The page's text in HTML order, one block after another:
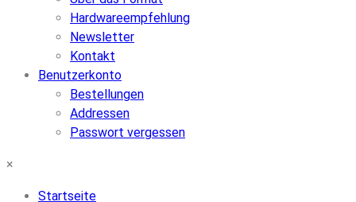
Hardwareempfehlung
Newsletter
Kontakt
Benutzerkonto
Bestellungen
Addressen
Passwort vergessen
×
Startseite